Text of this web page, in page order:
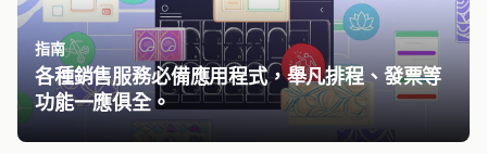
指南
各種銷售服務必備應用程式，舉凡排程、發票等
功能一應俱全。